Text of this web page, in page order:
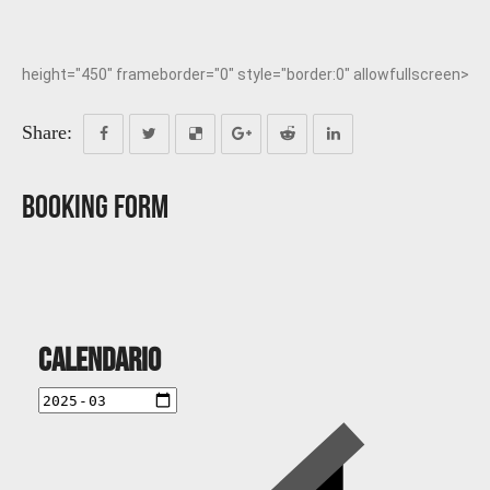
height="450" frameborder="0" style="border:0" allowfullscreen>
Share:
Booking Form
Calendario